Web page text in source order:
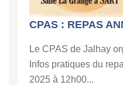
CPAS : REPAS
Le CPAS de Jalhay
Infos pratiques du
2025 à 12h00...